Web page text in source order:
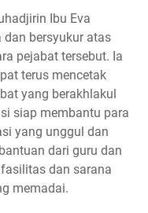
Ibu Eva
bersyukur atas
pejabat tersebut. Ia
terus mencetak
yang berakhlakul
siap membantu para
yang unggul dan
dari guru dan
dan sarana
memadai.